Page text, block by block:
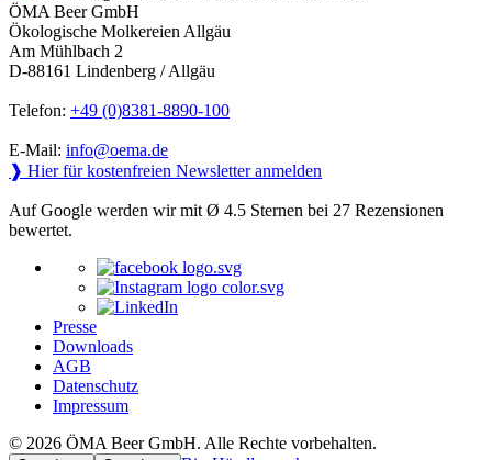
ÖMA Beer GmbH
Ökologische Molkereien Allgäu
Am Mühlbach 2
D-88161 Lindenberg / Allgäu
Telefon: +49 (0)8381-8890-100
E-Mail: info@oema.de
❱ Hier für kostenfreien Newsletter anmelden
Auf Google werden wir mit Ø 4.5 Sternen bei 27 Rezensionen
bewertet.
Presse
Downloads
AGB
Datenschutz
Impressum
© 2026 ÖMA Beer GmbH. Alle Rechte vorbehalten.